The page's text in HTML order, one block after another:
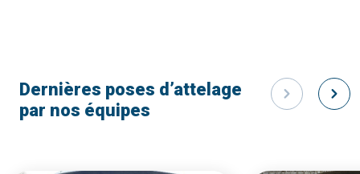
Dernières poses d’attelage
par nos équipes